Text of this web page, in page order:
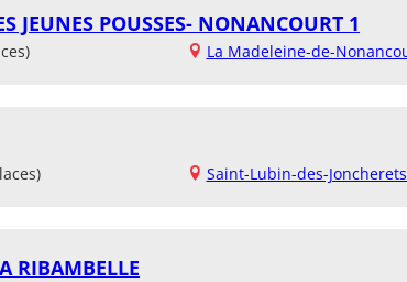
JEUNES POUSSES- NONANCOURT 1
La Madeleine-de-
Saint-Lubin-des-
RIBAMBELLE